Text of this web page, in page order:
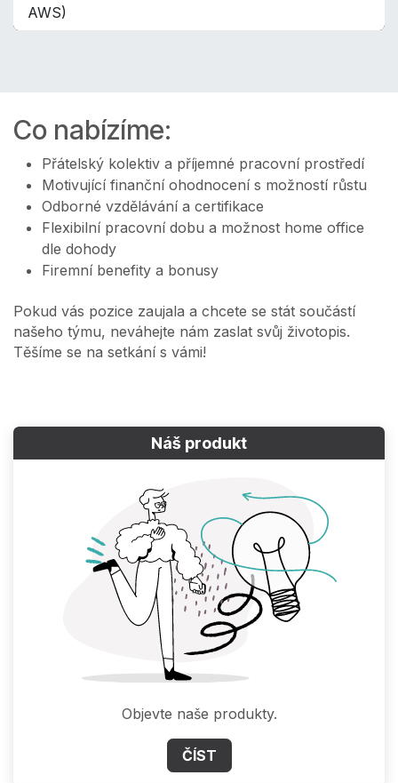
AWS)
Co nabízíme:
Přátelský kolektiv a příjemné pracovní prostředí
Motivující finanční ohodnocení s možností růstu
Odborné vzdělávání a certifikace
Flexibilní pracovní dobu a možnost home office
dle dohody
Firemní benefity a bonusy
Pokud vás pozice zaujala a chcete se stát součástí
našeho týmu, neváhejte nám zaslat svůj životopis.
Těšíme se na setkání s vámi!
Náš produkt
Objevte naše produkty.
ČÍST